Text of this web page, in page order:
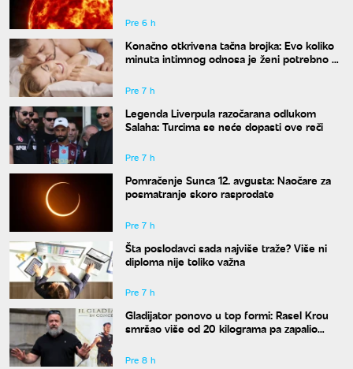
Pre 6 h
Konačno otkrivena tačna brojka: Evo koliko
minuta intimnog odnosa je ženi potrebno da
Pre 7 h
Legenda Liverpula razočarana odlukom
Salaha: Turcima se neće dopasti ove reči
Pre 7 h
Pomračenje Sunca 12. avgusta: Naočare za
posmatranje skoro rasprodate
Pre 7 h
Šta poslodavci sada najviše traže? Više ni
diploma nije toliko važna
Pre 7 h
Gladijator ponovo u top formi: Rasel Krou
smršao više od 20 kilograma pa zapalio
Pre 8 h